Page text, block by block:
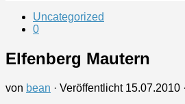
Uncategorized
0
Elfenberg Mautern
von bean · Veröffentlicht 15.07.2010